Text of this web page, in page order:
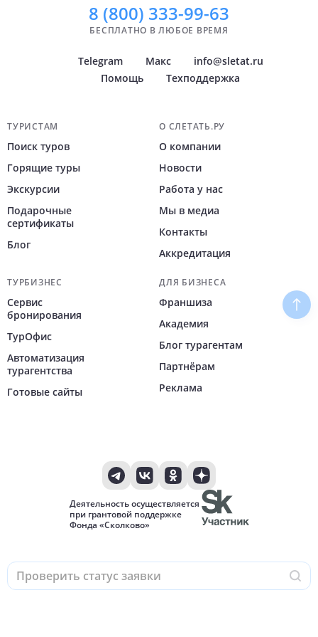
8 (800) 333-99-63
БЕСПЛАТНО В ЛЮБОЕ ВРЕМЯ
Telegram Макс
info@sletat.ru
Помощь
Техподдержка
Навигация по сайту
ТУРИСТАМ
Поиск туров
Горящие туры
Экскурсии
Подарочные
сертификаты
Блог
О СЛЕТАТЬ.РУ
О компании
Новости
Работа у нас
Мы в медиа
Контакты
Аккредитация
ТУРБИЗНЕС
Сервис
бронирования
ТурОфис
Автоматизация
турагентства
Готовые сайты
ДЛЯ БИЗНЕСА
Франшиза
Академия
Блог турагентам
Партнёрам
Реклама
Деятельность осуществляется
при грантовой поддержке
Фонда «Сколково»